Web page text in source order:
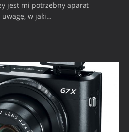
jest mi potrzebny aparat
uwagę, w jaki…